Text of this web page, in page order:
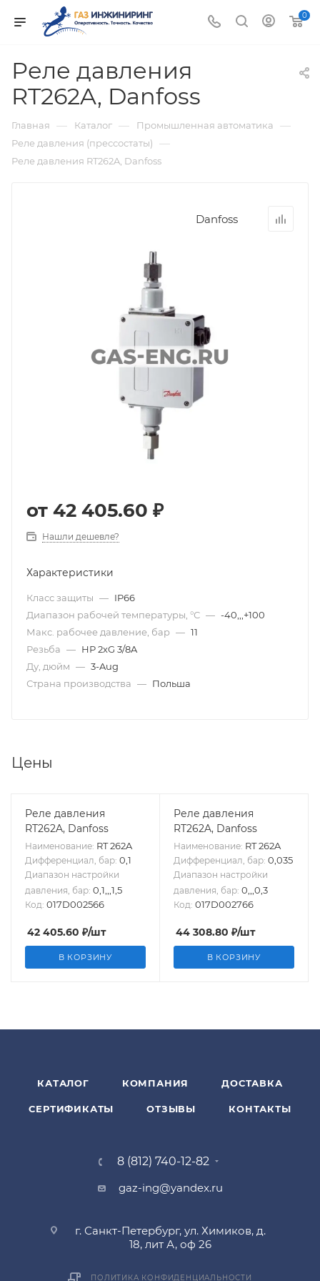
0
Реле давления
RT262A, Danfoss
Главная — Каталог — Промышленная автоматика —
Реле давления (прессостаты) —
Реле давления RT262A, Danfoss
Danfoss
от 42 405.60 ₽
Нашли дешевле?
Характеристики
Класс защиты — IP66
Диапазон рабочей температуры, °С — -40,,,+100
Макс. рабочее давление, бар — 11
Резьба — НР 2хG 3/8A
Ду, дюйм — 3-Aug
Страна производства — Польша
Цены
Реле давления
RT262A, Danfoss
Наименование: RT 262A
Дифференциал, бар: 0,1
Диапазон настройки
давления, бар: 0,1,,,1,5
Код: 017D002566
42 405.60 ₽/шт
В КОРЗИНУ
Реле давления
RT262A, Danfoss
Наименование: RT 262A
Дифференциал, бар: 0,035
Диапазон настройки
давления, бар: 0,,,0,3
Код: 017D002766
44 308.80 ₽/шт
В КОРЗИНУ
КАТАЛОГ КОМПАНИЯ ДОСТАВКА
СЕРТИФИКАТЫ ОТЗЫВЫ КОНТАКТЫ
8 (812) 740-12-82
gaz-ing@yandex.ru
г. Санкт-Петербург, ул. Химиков, д.
18, лит А, оф 26
ПОЛИТИКА КОНФИДЕНЦИАЛЬНОСТИ